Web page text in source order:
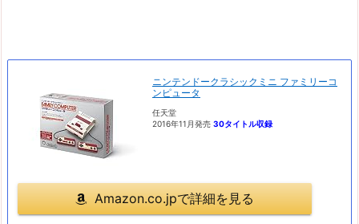
ニンテンドークラシックミニ ファミリーコ
ンピュータ
任天堂
2016年11月発売 30タイトル収録
Amazon.co.jpで詳細を見る